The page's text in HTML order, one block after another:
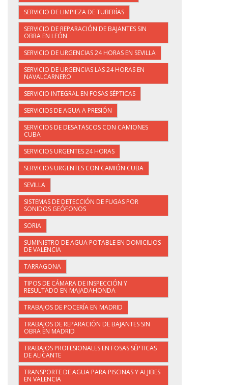
SERVICIO DE LIMPIEZA DE TUBERÍAS
SERVICIO DE REPARACIÓN DE BAJANTES SIN
OBRA EN LEÓN
SERVICIO DE URGENCIAS 24 HORAS EN SEVILLA
SERVICIO DE URGENCIAS LAS 24 HORAS EN
NAVALCARNERO
SERVICIO INTEGRAL EN FOSAS SÉPTICAS
SERVICIOS DE AGUA A PRESIÓN
SERVICIOS DE DESATASCOS CON CAMIONES
CUBA
SERVICIOS URGENTES 24 HORAS
SERVICIOS URGENTES CON CAMIÓN CUBA
SEVILLA
SISTEMAS DE DETECCIÓN DE FUGAS POR
SONIDOS GEÓFONOS
SORIA
SUMINISTRO DE AGUA POTABLE EN DOMICILIOS
DE VALENCIA
TARRAGONA
TIPOS DE CÁMARA DE INSPECCIÓN Y
RESULTADO EN MAJADAHONDA
TRABAJOS DE POCERÍA EN MADRID
TRABAJOS DE REPARACIÓN DE BAJANTES SIN
OBRA EN MADRID
TRABAJOS PROFESIONALES EN FOSAS SÉPTICAS
DE ALICANTE
TRANSPORTE DE AGUA PARA PISCINAS Y ALJIBES
EN VALENCIA